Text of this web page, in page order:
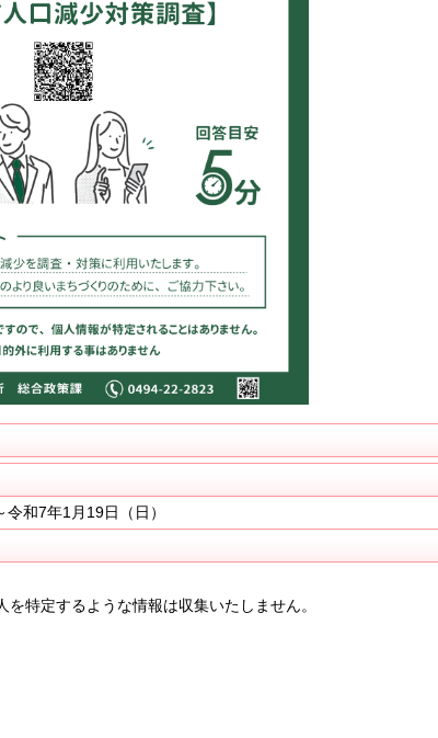
和7年1月19日（日）
特定するような情報は収集いたしません。